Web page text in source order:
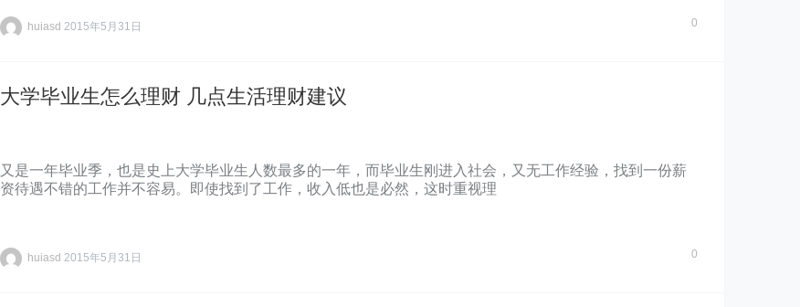
huiasd 2015年5月31日 0
大学毕业生怎么理财 几点生活理财建议
又是一年毕业季，也是史上大学毕业生人数最多的一年，而毕业生刚进入社会，又无工作经验，找到一份薪
资待遇不错的工作并不容易。即使找到了工作，收入低也是必然，这时重视理
huiasd 2015年5月31日 0